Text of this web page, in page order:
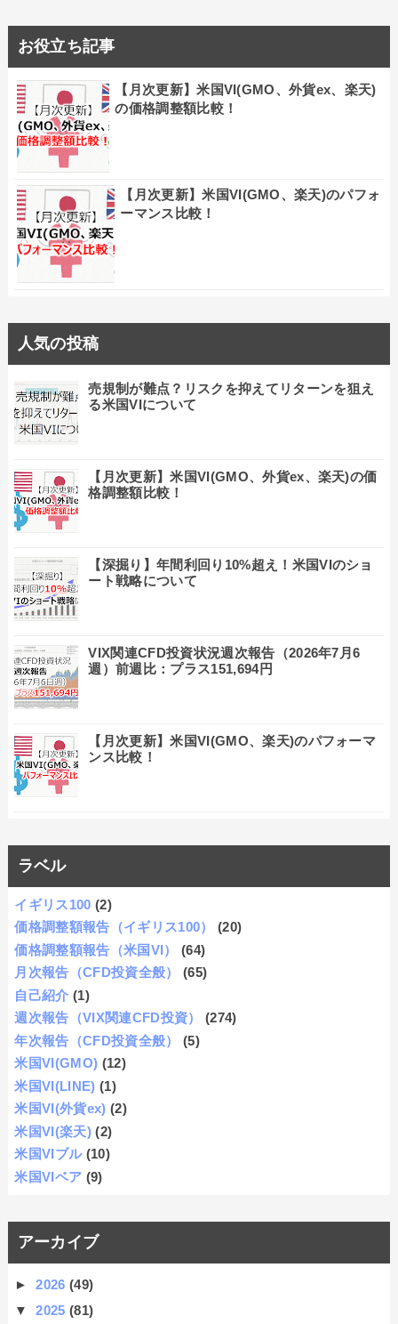
お役立ち記事
【月次更新】米国VI(GMO、外貨ex、楽天)
の価格調整額比較！
【月次更新】米国VI(GMO、楽天)のパフォ
ーマンス比較！
人気の投稿
売規制が難点？リスクを抑えてリターンを狙え
る米国VIについて
【月次更新】米国VI(GMO、外貨ex、楽天)の価
格調整額比較！
【深掘り】年間利回り10%超え！米国VIのショ
ート戦略について
VIX関連CFD投資状況週次報告（2026年7月6
週）前週比：プラス151,694円
【月次更新】米国VI(GMO、楽天)のパフォーマ
ンス比較！
ラベル
イギリス100 (2)
価格調整額報告（イギリス100）
(20)
価格調整額報告（米国VI）
(64)
月次報告（CFD投資全般）
(65)
自己紹介 (1)
週次報告（VIX関連CFD投資）
(274)
年次報告（CFD投資全般）
(5)
米国VI(GMO) (12)
米国VI(LINE) (1)
米国VI(外貨ex) (2)
米国VI(楽天) (2)
米国VIブル (10)
米国VIベア (9)
アーカイブ
►2026(49)
▼2025(81)